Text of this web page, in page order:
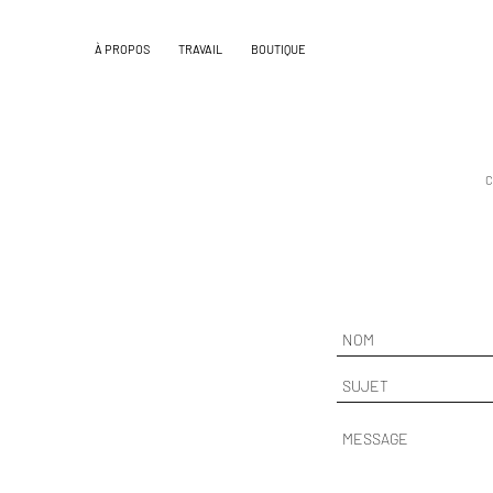
À PROPOS TRAVAIL BOUTIQUE